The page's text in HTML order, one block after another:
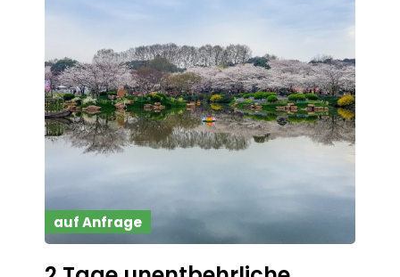
auf Anfrage